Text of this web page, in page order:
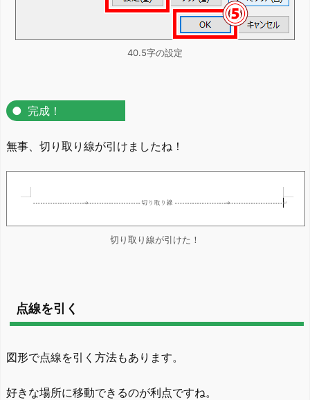
40.5字の設定
完成！
無事、切り取り線が引けましたね！
切り取り線が引けた！
点線を引く
図形で点線を引く方法もあります。
好きな場所に移動できるのが利点ですね。